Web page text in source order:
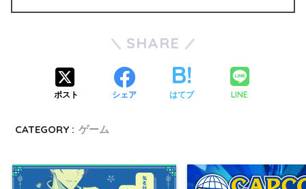
SHARE
ポスト シェア はてブ LINE
CATEGORY : ゲーム